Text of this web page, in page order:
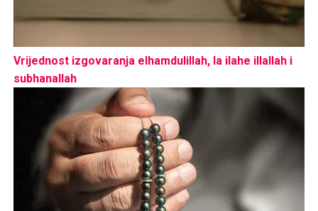
Vrijednost izgovaranja elhamdulillah, la ilahe illallah i
subhanallah